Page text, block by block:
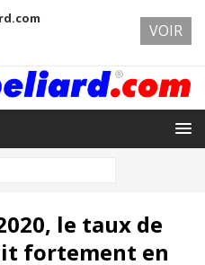
le taux de
fortement en
VOIR